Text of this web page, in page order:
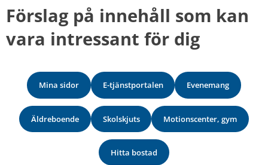
Förslag på innehåll som kan
vara intressant för dig
Mina sidor E-tjänstportalen Evenemang
Äldreboende Skolskjuts Motionscenter, gym
Hitta bostad